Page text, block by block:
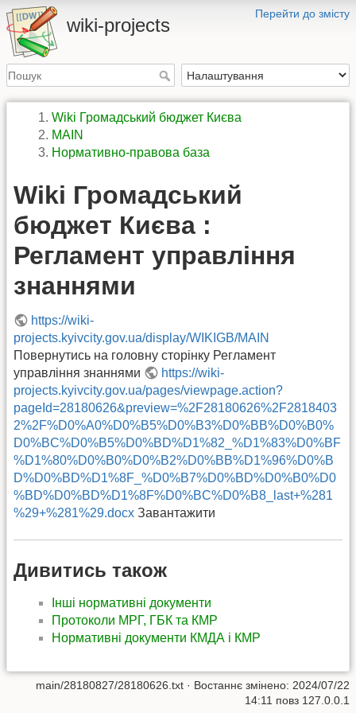
Перейти до змісту
wiki-projects
Wiki Громадський бюджет Києва
MAIN
Нормативно-правова база
Wiki Громадський
бюджет Києва :
Регламент управління
знаннями
https://wiki-
projects.kyivcity.gov.ua/display/WIKIGB/MAIN
Повернутись на головну сторінку Регламент
управління знаннями
https://wiki-
projects.kyivcity.gov.ua/pages/viewpage.action?
pageId=28180626&preview=%2F28180626%2F2818403
2%2F%D0%A0%D0%B5%D0%B3%D0%BB%D0%B0%
D0%BC%D0%B5%D0%BD%D1%82_%D1%83%D0%BF
%D1%80%D0%B0%D0%B2%D0%BB%D1%96%D0%B
D%D0%BD%D1%8F_%D0%B7%D0%BD%D0%B0%D0
%BD%D0%BD%D1%8F%D0%BC%D0%B8_last+%281
%29+%281%29.docx Завантажити
Дивитись також
Інші нормативні документи
Протоколи МРГ, ГБК та КМР
Нормативні документи КМДА і КМР
main/28180827/28180626.txt · Востаннє змінено: 2024/07/22
14:11 повз 127.0.0.1